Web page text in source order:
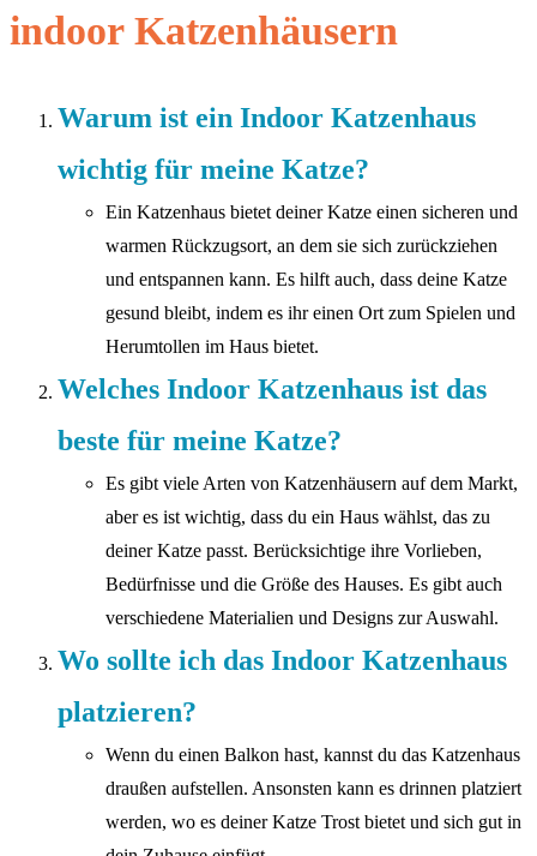
indoor Katzenhäusern
Warum ist ein Indoor Katzenhaus
wichtig für meine Katze?
Ein Katzenhaus bietet deiner Katze einen sicheren und
warmen Rückzugsort, an dem sie sich zurückziehen
und entspannen kann. Es hilft auch, dass deine Katze
gesund bleibt, indem es ihr einen Ort zum Spielen und
Herumtollen im Haus bietet.
Welches Indoor Katzenhaus ist das
beste für meine Katze?
Es gibt viele Arten von Katzenhäusern auf dem Markt,
aber es ist wichtig, dass du ein Haus wählst, das zu
deiner Katze passt. Berücksichtige ihre Vorlieben,
Bedürfnisse und die Größe des Hauses. Es gibt auch
verschiedene Materialien und Designs zur Auswahl.
Wo sollte ich das Indoor Katzenhaus
platzieren?
Wenn du einen Balkon hast, kannst du das Katzenhaus
draußen aufstellen. Ansonsten kann es drinnen platziert
werden, wo es deiner Katze Trost bietet und sich gut in